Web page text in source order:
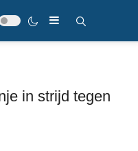
in strijd tegen